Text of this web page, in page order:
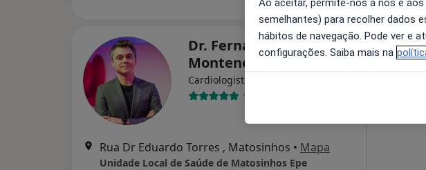
Dr. Fernando
Montenegro Sá
Cardiologista
1 opinião
Rua Dr Eduardo Torres , Matosinhos • Mapa
Unidade Local de Saúde de Matosinhos Epe
6
semelhantes) para recolher dados
hábitos de navegação. Pode ver e
configurações. Saiba mais na